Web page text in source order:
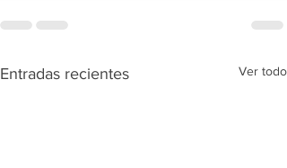
Entradas recientes Ver todo